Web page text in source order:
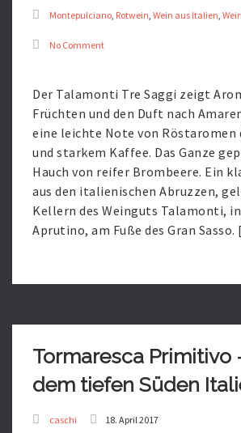
Montepulciano, Rotwein, Wein aus Italien,
No Comment
Der Talamonti Tre Saggi zeigt
Früchten und den Duft nach
eine leichte Note von Röstaromen
und starkem Kaffee. Das Ganze
Hauch von reifer Brombeere. Ein
aus den italienischen Abruzzen,
Kellern des Weinguts Talamonti,
Aprutino, am Fuße des Gran
Tormaresca Primitivo
dem tiefen Süden
caschi 18. April 2017